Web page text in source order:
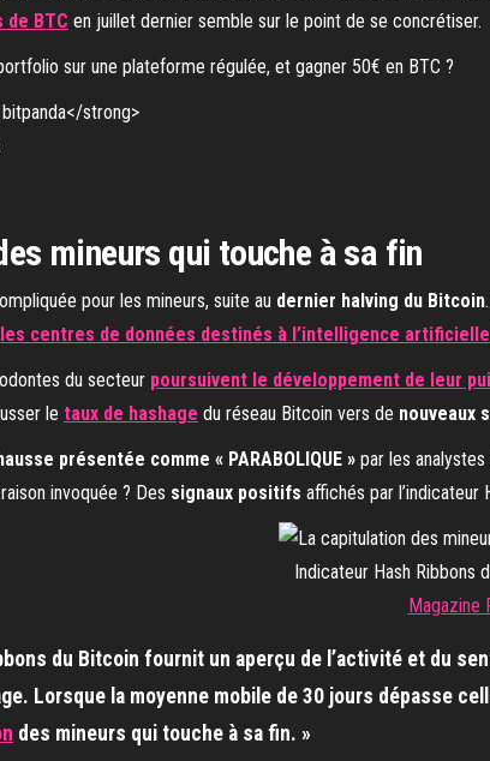
de BTC en juillet dernier semble sur le point de se concrétiser.
sur une plateforme régulée, et gagner 50€ en BTC ?
mineurs qui touche à sa fin
pour les mineurs, suite au dernier halving du Bitcoin
centres de données destinés à l’intelligence
du secteur poursuivent le développement de leur
le taux de hashage du réseau Bitcoin vers de nouveaux
hausse présentée comme « PARABOLIQUE » par les
invoquée ? Des signaux positifs affichés par l’indicateur
Indicateur Hash Ribbons
Magazine
du Bitcoin fournit un aperçu de l’activité et du
Lorsque la moyenne mobile de 30 jours dépasse
des mineurs qui touche à sa fin. »